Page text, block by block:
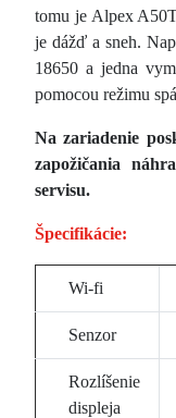
tomu je Alpex
je dážď a sneh.
18650 a jedna
pomocou režimu
Na zariadenie
zapožičania
servisu.
Špecifikácie:
Wi-fi
Senzor
Rozlíšenie
displeja